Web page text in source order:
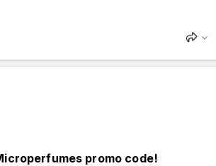
promo code!